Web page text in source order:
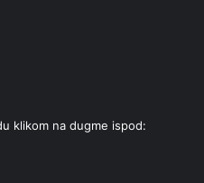
klikom na dugme ispod: